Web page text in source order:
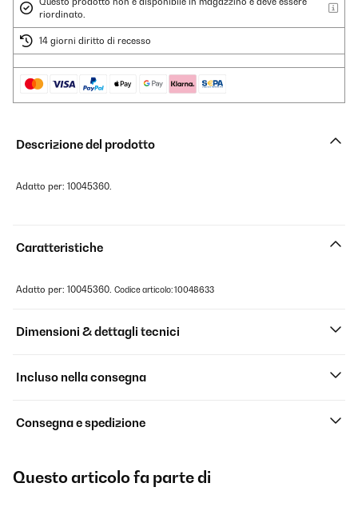
riordinato.
14 giorni diritto di recesso
Descrizione del prodotto
Adatto per: 10045360.
Caratteristiche
Adatto per: 10045360. Codice articolo: 10048633
Dimensioni & dettagli tecnici
Incluso nella consegna
Consegna e spedizione
Questo articolo fa parte di